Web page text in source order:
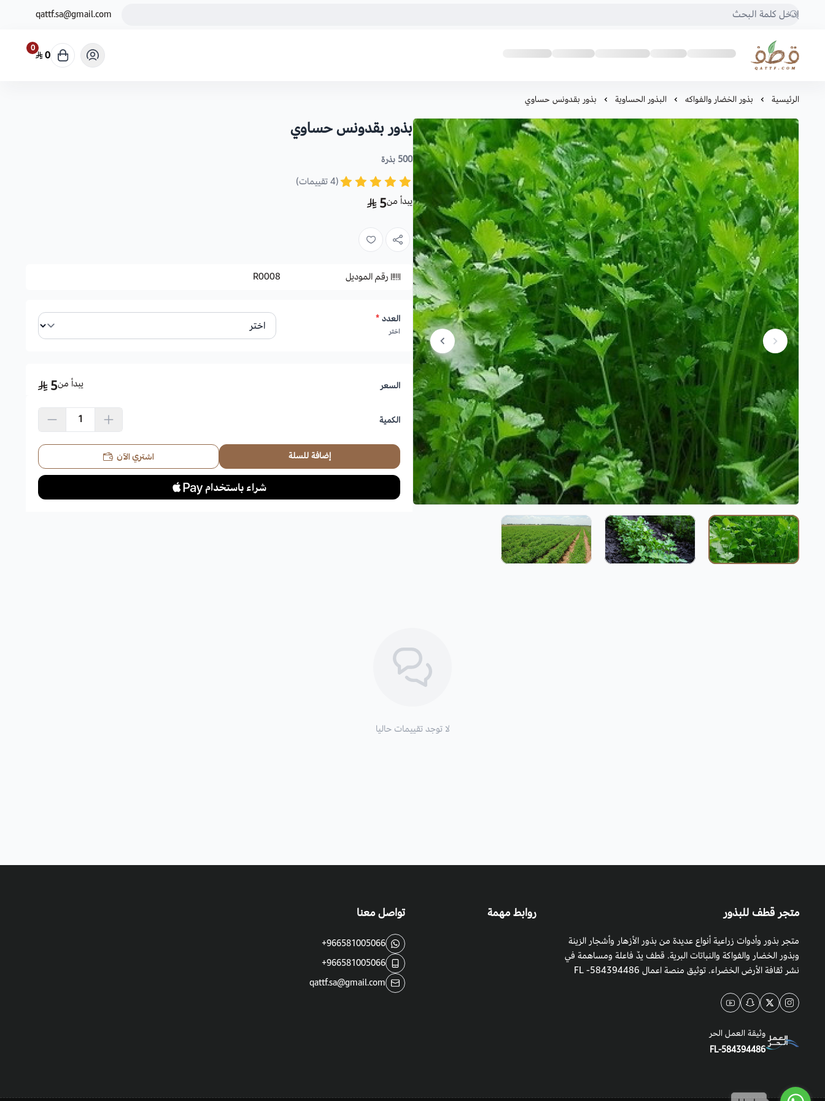
qattf.sa@gmail.com
متجر قطف للبذور
0
0
الرئيسية بذور الخضار والفواكه البذور الحساوية بذور بقدونس حساوي
بذور بقدونس حساوي
500 بذرة
(4 تقييمات)
يبدأ من5
رقم الموديل R0008
العدد*
اختر
السعر يبدأ من5
الكمية
إضافة للسلة اشتري الآن
لا توجد تقييمات حاليا
متجر قطف للبذور
متجر بذور وأدوات زراعية أنواع عديدة من بذور الأزهار وأشجار الزينة
وبذور الخضار والفواكة والنباتات البرية. قطف يدٌ فاعلة ومساهمة في
نشر ثقافة الأرض الخضراء. توثيق منصة اعمال 584394486- FL
وثيقة العمل الحر
FL-584394486
روابط مهمة تواصل معنا
+966581005066
+966581005066
qattf.sa@gmail.com